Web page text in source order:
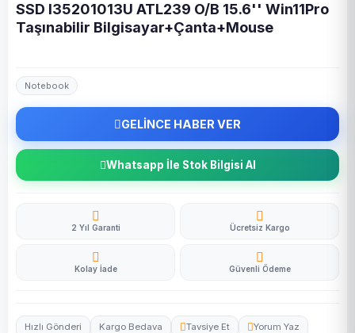
SSD I35201013U ATL239 O/B 15.6'' Win11Pro
Taşınabilir Bilgisayar+Çanta+Mouse
Notebook
GELİNCE HABER VER
Whatsapp İle Stok Bilgisi Al
2 Yıl Garanti Ücretsiz Kargo
Kolay İade Güvenli Ödeme
Hızlı Gönderi Kargo Bedava Tavsiye Et Yorum Yaz